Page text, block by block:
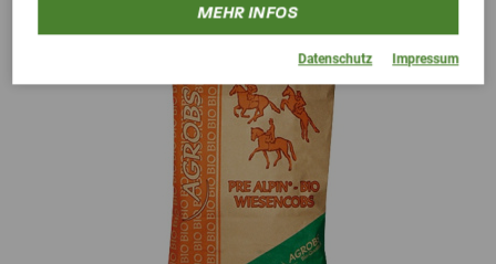
MEHR INFOS
Datenschutz Impressum